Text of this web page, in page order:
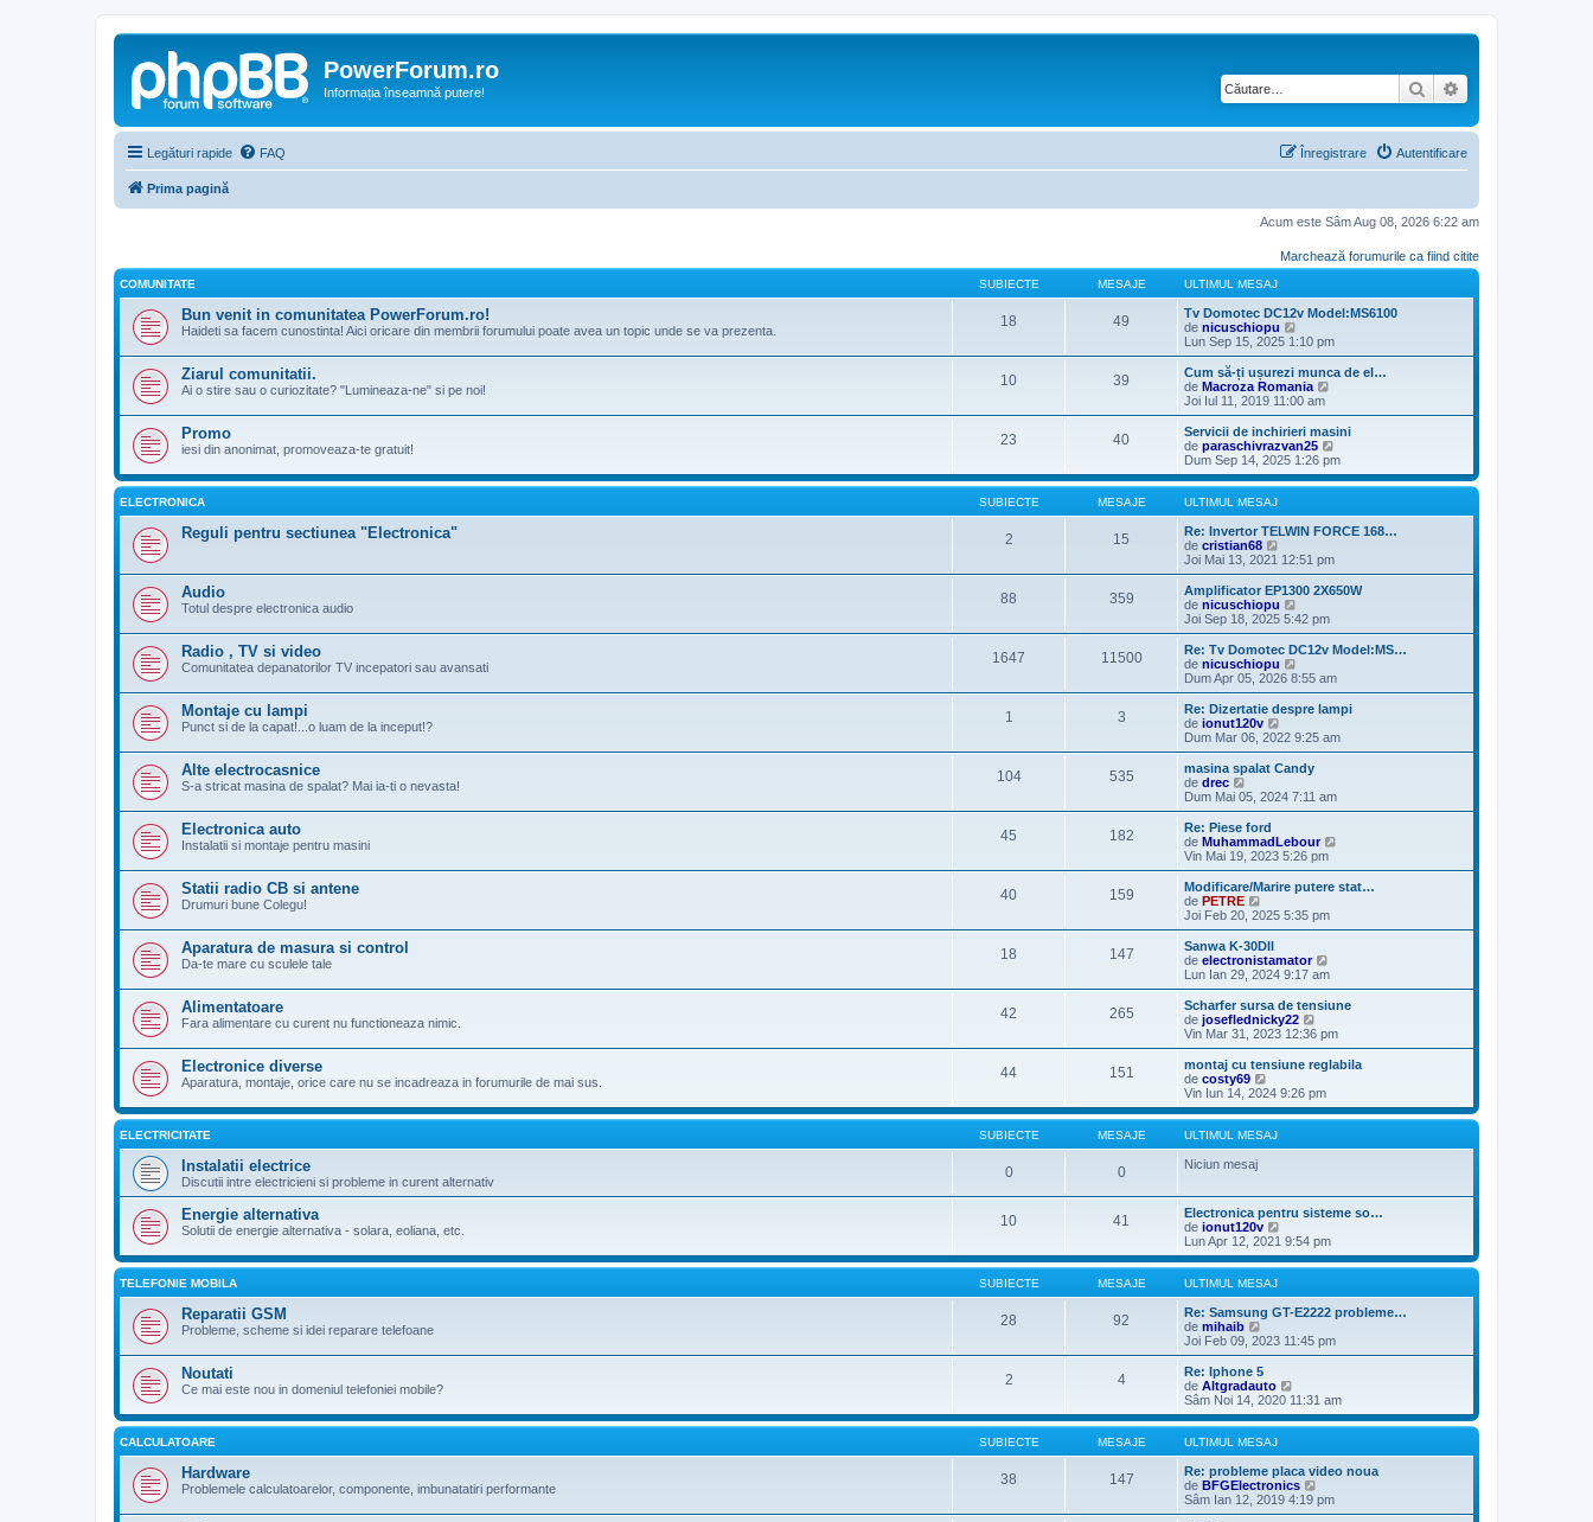
PowerForum.ro
Informația înseamnă putere! Căutare
Legături rapide FAQ Autentificare
Înregistrare
Prima pagină
Acum este Sâm Aug 08, 2026 6:22 am
Marchează forumurile ca fiind citite
COMUNITATE SUBIECTE MESAJE ULTIMUL MESAJ
Bun venit in comunitatea PowerForum.ro!
Haideti sa facem cunostinta! Aici oricare din membrii forumului poate avea un topic unde se va prezenta.
18 49
Tv Domotec DC12v Model:MS6100
de nicuschiopu
e
z
i
u
l
m
u
l
m
a
j
Lun Sep 15, 2025 1:10 pm
Ziarul comunitatii.
Ai o stire sau o curiozitate? "Lumineaza-ne" si pe noi!
10 39
Cum să-ți ușurezi munca de el…
de Macroza Romania
z
i
u
l
i
u
l
e
a
j
Joi Iul 11, 2019 11:00 am
Promo
iesi din anonimat, promoveaza-te gratuit!
23 40
Servicii de inchirieri masini
de paraschivrazvan25
e
z
i
l
t
u
l
a
j
Dum Sep 14, 2025 1:26 pm
ELECTRONICA SUBIECTE MESAJE ULTIMUL MESAJ
Reguli pentru sectiunea "Electronica" 2 15
Re: Invertor TELWIN FORCE 168…
de cristian68
e
z
i
u
l
m
u
l
e
a
j
Joi Mai 13, 2021 12:51 pm
Audio
Totul despre electronica audio
88 359
Amplificator EP1300 2X650W
de nicuschiopu
e
z
i
l
m
u
l
e
a
j
Joi Sep 18, 2025 5:42 pm
Radio , TV si video
Comunitatea depanatorilor TV incepatori sau avansati
1647 11500
Re: Tv Domotec DC12v Model:MS…
de nicuschiopu
e
z
i
u
l
m
u
s
a
j
Dum Apr 05, 2026 8:55 am
Montaje cu lampi
Punct si de la capat!...o luam de la inceput!?
1 3
Re: Dizertatie despre lampi
de ionut120v
e
z
i
l
m
u
l
e
a
j
Dum Mar 06, 2022 9:25 am
Alte electrocasnice
S-a stricat masina de spalat? Mai ia-ti o nevasta!
104 535
masina spalat Candy
de drec
e
z
i
u
m
u
l
e
s
a
j
Dum Mai 05, 2024 7:11 am
Electronica auto
Instalatii si montaje pentru masini
45 182
Re: Piese ford
de MuhammadLebour
z
i
e
a
j
Vin Mai 19, 2023 5:26 pm
Statii radio CB si antene
Drumuri bune Colegu!
40 159
Modificare/Marire putere stat…
de PETRE
e
z
i
u
l
m
u
l
e
s
a
j
Joi Feb 20, 2025 5:35 pm
Aparatura de masura si control
Da-te mare cu sculele tale
18 147
Sanwa K-30DII
de electronistamator
e
z
i
l
i
m
m
Lun Ian 29, 2024 9:17 am
Alimentatoare
Fara alimentare cu curent nu functioneaza nimic.
42 265
Scharfer sursa de tensiune
de joseflednicky22
e
z
i
u
l
i
u
s
a
Vin Mar 31, 2023 12:36 pm
Electronice diverse
Aparatura, montaje, orice care nu se incadreaza in forumurile de mai sus.
44 151
montaj cu tensiune reglabila
de costy69
e
z
i
u
l
l
m
e
s
a
j
Vin Iun 14, 2024 9:26 pm
ELECTRICITATE SUBIECTE MESAJE ULTIMUL MESAJ
Instalatii electrice
Discutii intre electricieni si probleme in curent alternativ
0 0 Niciun mesaj
Energie alternativa
Solutii de energie alternativa - solara, eoliana, etc.
10 41
Electronica pentru sisteme so…
de ionut120v
e
z
i
l
t
m
u
m
e
a
Lun Apr 12, 2021 9:54 pm
TELEFONIE MOBILA SUBIECTE MESAJE ULTIMUL MESAJ
Reparatii GSM
Probleme, scheme si idei reparare telefoane
28 92
Re: Samsung GT-E2222 probleme…
de mihaib
e
z
i
u
l
i
m
u
l
m
e
Joi Feb 09, 2023 11:45 pm
Noutati
Ce mai este nou in domeniul telefoniei mobile?
2 4
Re: Iphone 5
de Altgradauto
e
z
i
l
t
i
m
u
Sâm Noi 14, 2020 11:31 am
CALCULATOARE SUBIECTE MESAJE ULTIMUL MESAJ
Hardware
Problemele calculatoarelor, componente, imbunatatiri performante
38 147
Re: probleme placa video noua
de BFGElectronics
e
z
Sâm Ian 12, 2019 4:19 pm